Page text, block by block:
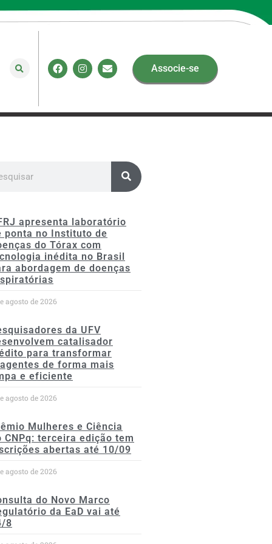
Associe-se
apresenta laboratório
ponta no Instituto de
do Tórax com
inédita no Brasil
abordagem de doenças
agosto de 2026
da UFV
catalisador
para transformar
de forma mais
e eficiente
agosto de 2026
Mulheres e Ciência
CNPq: terceira edição tem
abertas até 10/09
agosto de 2026
do Novo Marco
da EaD vai até
8